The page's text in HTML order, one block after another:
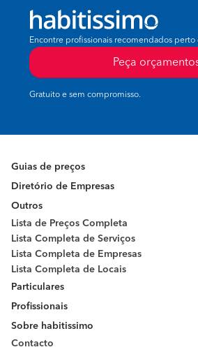
Encontre profissionais recomendados perto
Peça
Gratuito e sem compromisso.
Guias de preços
Diretório de Empresas
Outros
Lista de Preços Completa
Lista Completa de Serviços
Lista Completa de Empresas
Lista Completa de Locais
Particulares
Profissionais
Sobre habitissimo
Contacto